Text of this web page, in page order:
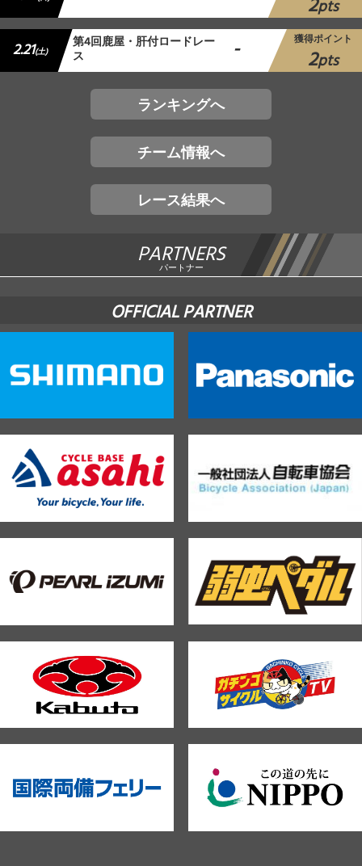
2pts
2.21(土) 第4回鹿屋・肝付ロードレー
ス - 獲得ポイント
2pts
ランキングへ
チーム情報へ
レース結果へ
PARTNERS
パートナー
OFFICIAL PARTNER